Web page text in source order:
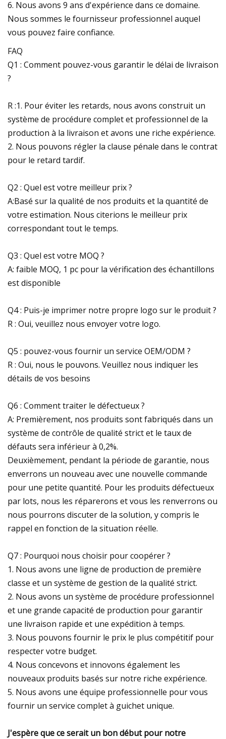
6. Nous avons 9 ans d'expérience dans ce domaine.
Nous sommes le fournisseur professionnel auquel
vous pouvez faire confiance.
FAQ
Q1 : Comment pouvez-vous garantir le délai de livraison
?
R :1. Pour éviter les retards, nous avons construit un
système de procédure complet et professionnel de la
production à la livraison et avons une riche expérience.
2. Nous pouvons régler la clause pénale dans le contrat
pour le retard tardif.
Q2 : Quel est votre meilleur prix ?
A:Basé sur la qualité de nos produits et la quantité de
votre estimation. Nous citerions le meilleur prix
correspondant tout le temps.
Q3 : Quel est votre MOQ ?
A: faible MOQ, 1 pc pour la vérification des échantillons
est disponible
Q4 : Puis-je imprimer notre propre logo sur le produit ?
R : Oui, veuillez nous envoyer votre logo.
Q5 : pouvez-vous fournir un service OEM/ODM ?
R : Oui, nous le pouvons. Veuillez nous indiquer les
détails de vos besoins
Q6 : Comment traiter le défectueux ?
A: Premièrement, nos produits sont fabriqués dans un
système de contrôle de qualité strict et le taux de
défauts sera inférieur à 0,2%.
Deuxièmement, pendant la période de garantie, nous
enverrons un nouveau avec une nouvelle commande
pour une petite quantité. Pour les produits défectueux
par lots, nous les réparerons et vous les renverrons ou
nous pourrons discuter de la solution, y compris le
rappel en fonction de la situation réelle.
Q7 : Pourquoi nous choisir pour coopérer ?
1. Nous avons une ligne de production de première
classe et un système de gestion de la qualité strict.
2. Nous avons un système de procédure professionnel
et une grande capacité de production pour garantir
une livraison rapide et une expédition à temps.
3. Nous pouvons fournir le prix le plus compétitif pour
respecter votre budget.
4. Nous concevons et innovons également les
nouveaux produits basés sur notre riche expérience.
5. Nous avons une équipe professionnelle pour vous
fournir un service complet à guichet unique.
J'espère que ce serait un bon début pour notre